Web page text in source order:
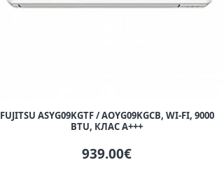
FUJITSU ASYG09KGTF / AOYG09KGCB, WI-FI, 9000
BTU, КЛАС A+++
939.00€